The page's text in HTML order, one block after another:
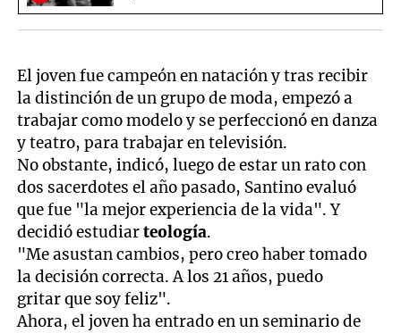
El joven fue campeón en natación y tras recibir
la distinción de un grupo de moda, empezó a
trabajar como modelo y se perfeccionó en danza
y teatro, para trabajar en televisión.
No obstante, indicó, luego de estar un rato con
dos sacerdotes el año pasado, Santino evaluó
que fue "la mejor experiencia de la vida". Y
decidió estudiarteología.
"Me asustan cambios, pero creo haber tomado
la decisión correcta. A los 21 años, puedo
gritar que soy feliz".
Ahora, el joven ha entrado en un seminario de